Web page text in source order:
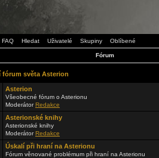
FAQ Hledat Uživatelé Skupiny Oblíbené
Fórum
fórum světa Asterion
Asterion
Všeobecné fórum o Asterionu
ModerátorRedakce
Asterionské knihy
Asterionské knihy
ModerátorRedakce
Úskalí při hraní na Asterionu
Fórum věnované problémum při hraní na Asterionu